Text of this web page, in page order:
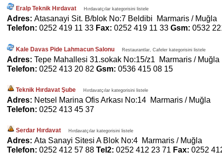
Eralp Teknik Hırdavat Hırdavatçılar kategorisini listele
Adres: Atasanayi Sit. B/blok No:7 Beldibi Marmaris / Muğla
Telefon: 0252 419 11 33 Fax: 0252 419 11 33 Gsm: 0532
Kale Davas Pide Lahmacun Salonu Restaurantlar, Cafeler kategorisini listele
Adres: Tepe Mahallesi 31.sokak No:15/z1 Marmaris / Muğla
Telefon: 0252 413 20 82 Gsm: 0536 415 08 15
Teknik Hırdavat Şube Hırdavatçılar kategorisini listele
Adres: Netsel Marina Ofis Arkası No:14 Marmaris / Muğla
Telefon: 0252 413 45 37
Serdar Hırdavat Hırdavatçılar kategorisini listele
Adres: Ata Sanayi Sitesi A Blok No:4 Marmaris / Muğla
Telefon: 0252 412 57 88 Tel2: 0252 412 23 71 Fax: 0252